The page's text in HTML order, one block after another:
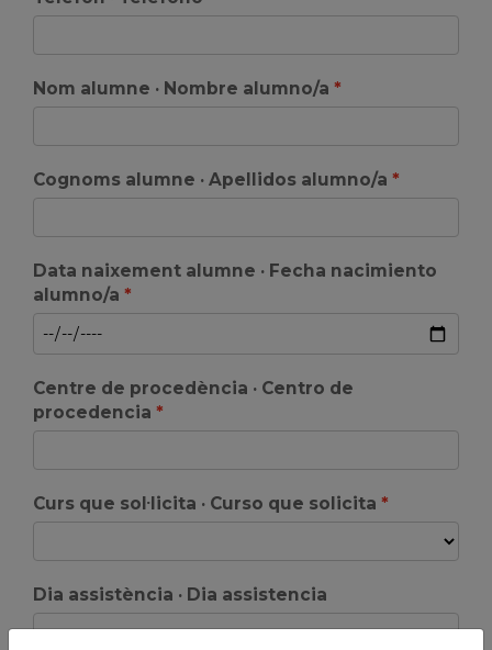
Nom alumne · Nombre alumno/a
Cognoms alumne · Apellidos alumno/a
Data naixement alumne · Fecha nacimiento
alumno/a
Centre de procedència · Centro de
procedencia
Curs que sol·licita · Curso que solicita
Dia assistència · Dia assistencia